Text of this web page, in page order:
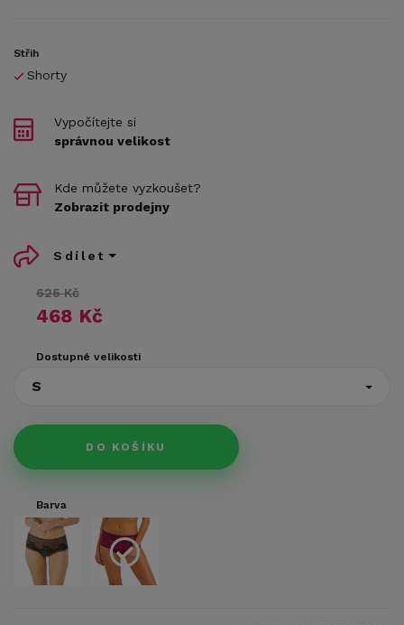
Střih
Shorty
625 Kč
468 Kč
Dostupné velikosti
S
DO KOŠÍKU
Vypočítejte si
správnou velikost
Kde můžete vyzkoušet?
Zobrazit prodejny
Sdílet
Barva